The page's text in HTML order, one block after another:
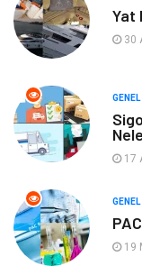
Gıda
Spor
Tatil
Genel Kültür
Yat
30
GENEL
17
GENEL
19